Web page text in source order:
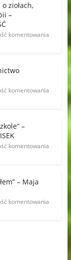
ziołach,
–
komentowania
komentowania
–
komentowania
– Maja
komentowania